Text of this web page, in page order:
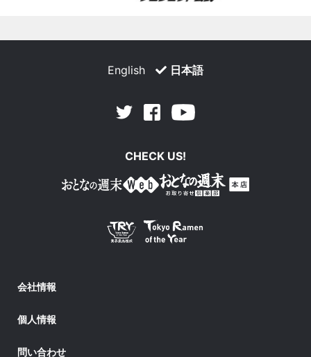
English 日本語
Twitter Facebook
CHECK US!
会社情報
個人情報
問い合わせ